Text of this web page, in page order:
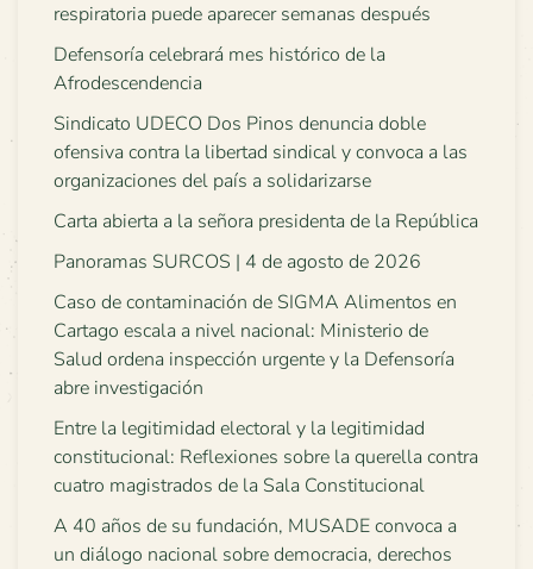
respiratoria puede aparecer semanas después
Defensoría celebrará mes histórico de la
Afrodescendencia
Sindicato UDECO Dos Pinos denuncia doble
ofensiva contra la libertad sindical y convoca a las
organizaciones del país a solidarizarse
Carta abierta a la señora presidenta de la República
Panoramas SURCOS | 4 de agosto de 2026
Caso de contaminación de SIGMA Alimentos en
Cartago escala a nivel nacional: Ministerio de
Salud ordena inspección urgente y la Defensoría
abre investigación
Entre la legitimidad electoral y la legitimidad
constitucional: Reflexiones sobre la querella contra
cuatro magistrados de la Sala Constitucional
A 40 años de su fundación, MUSADE convoca a
un diálogo nacional sobre democracia, derechos